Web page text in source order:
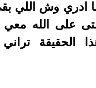
ادري وش اللي
على الله
الحقيقة